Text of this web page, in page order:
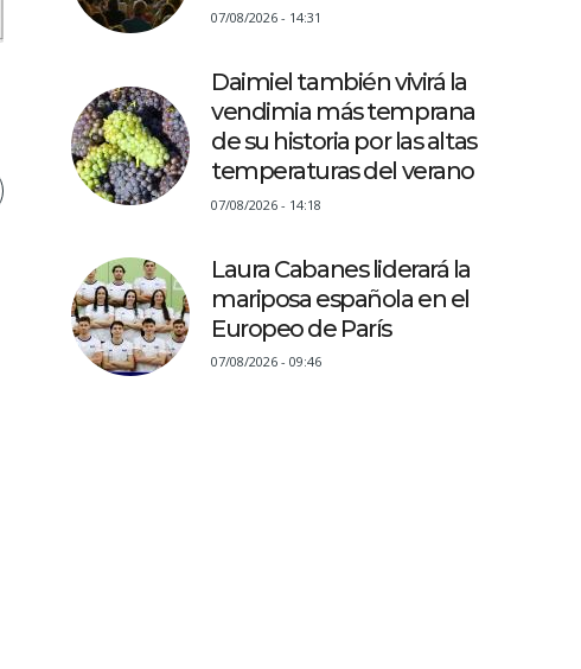
07/08/2026 - 14:31
Daimiel también vivirá la
vendimia más temprana
de su historia por las altas
temperaturas del verano
07/08/2026 - 14:18
Laura Cabanes liderará la
mariposa española en el
Europeo de París
07/08/2026 - 09:46